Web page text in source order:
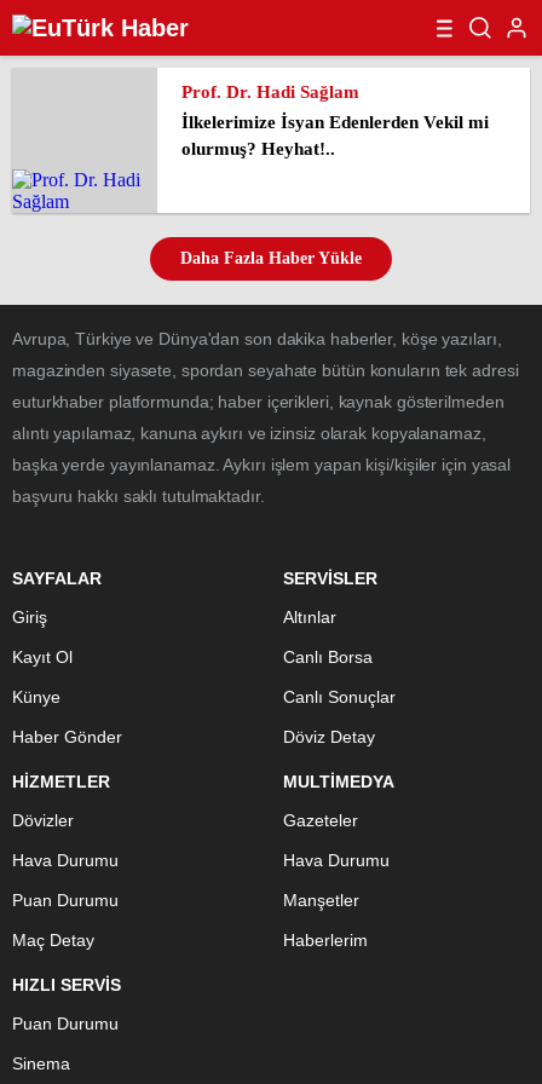
Prof. Dr. Hadi Sağlam
İlkelerimize İsyan Edenlerden Vekil mi
olurmuş? Heyhat!..
Daha Fazla Haber Yükle
Avrupa, Türkiye ve Dünya'dan son dakika haberler, köşe yazıları,
magazinden siyasete, spordan seyahate bütün konuların tek adresi
euturkhaber platformunda; haber içerikleri, kaynak gösterilmeden
alıntı yapılamaz, kanuna aykırı ve izinsiz olarak kopyalanamaz,
başka yerde yayınlanamaz. Aykırı işlem yapan kişi/kişiler için yasal
başvuru hakkı saklı tutulmaktadır.
SAYFALAR
Giriş
Kayıt Ol
Künye
Haber Gönder
SERVİSLER
Altınlar
Canlı Borsa
Canlı Sonuçlar
Döviz Detay
HİZMETLER
Dövizler
Hava Durumu
Puan Durumu
Maç Detay
MULTİMEDYA
Gazeteler
Hava Durumu
Manşetler
Haberlerim
HIZLI SERVİS
Puan Durumu
Sinema